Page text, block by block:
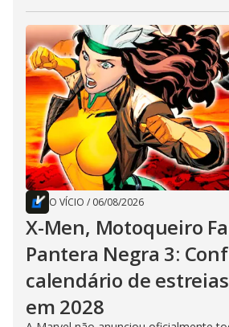
O VÍCIO / 06/08/2026
X-Men, Motoqueiro
Pantera Negra 3:
calendário de
em 2028